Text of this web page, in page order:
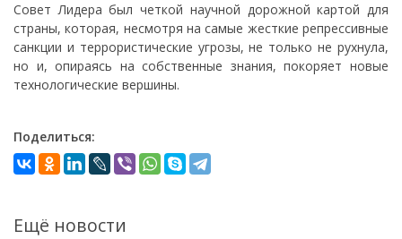
Совет Лидера был четкой научной дорожной картой для
страны, которая, несмотря на самые жесткие репрессивные
санкции и террористические угрозы, не только не рухнула,
но и, опираясь на собственные знания, покоряет новые
технологические вершины.
Поделиться:
Ещё новости